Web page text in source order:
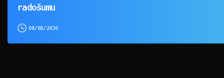
radošumu
08/08/2026